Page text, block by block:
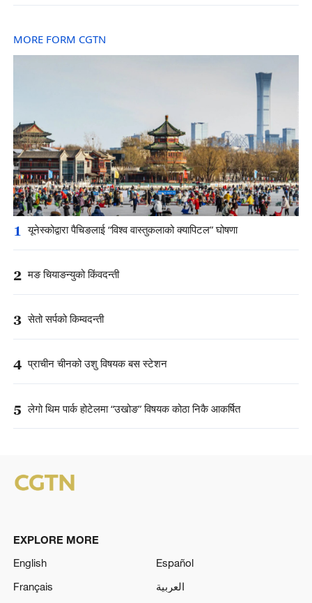
MORE FORM CGTN
1 यूनेस्कोद्वारा पैचिङलाई “विश्व वास्तुकलाको क्यापिटल” घोषणा
2 मङ चियाङन्युको किंवदन्ती
3 सेतो सर्पको किम्वदन्ती
4 प्राचीन चीनको उशु विषयक बस स्टेशन
5 लेगो थिम पार्क होटेलमा “उखोङ” विषयक कोठा निकै आकर्षित
EXPLORE MORE
English
Español
Français
العربية